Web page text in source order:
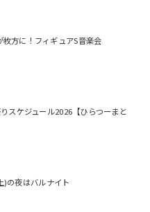
方に！フィギュアS音楽会
スケジュール2026【ひらつーまと
)の夜はバルナイト